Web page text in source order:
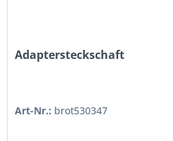
Adaptersteckschaft
Art-Nr.: brot530347